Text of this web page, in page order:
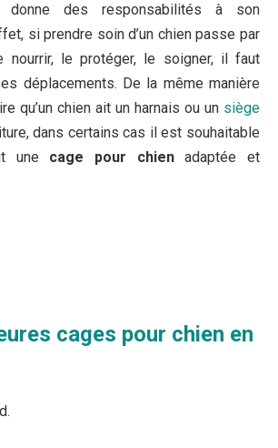
donne des responsabilités à son
si prendre soin d’un chien passe par
nourrir, le protéger, le soigner, il faut
déplacements. De la même manière
qu’un chien ait un harnais ou un siège
dans certains cas il est souhaitable
une cage pour chienadaptée et
cages pour chien en